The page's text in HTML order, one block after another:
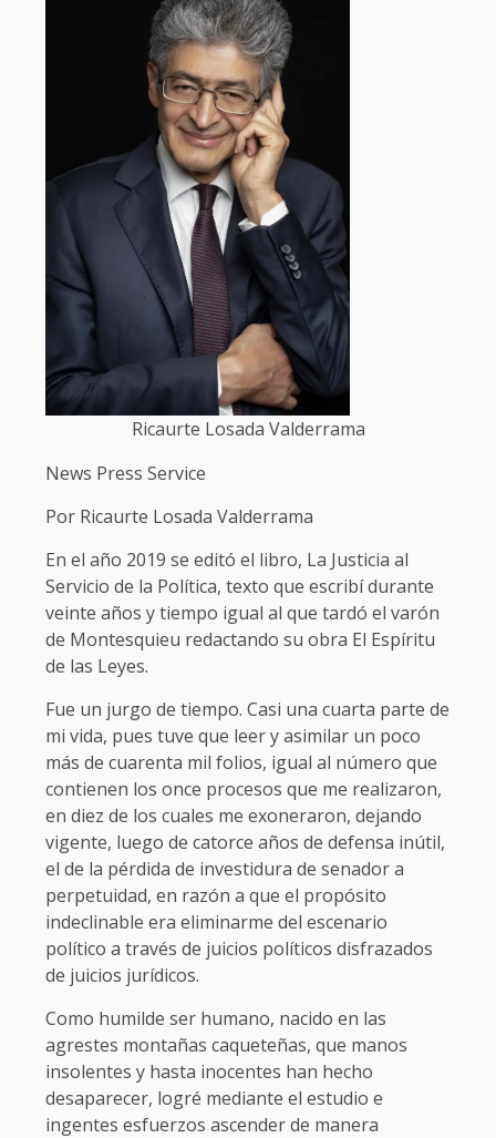
Ricaurte Losada Valderrama
News Press Service
Por Ricaurte Losada Valderrama
En el año 2019 se editó el libro, La Justicia al
Servicio de la Política, texto que escribí durante
veinte años y tiempo igual al que tardó el varón
de Montesquieu redactando su obra El Espíritu
de las Leyes.
Fue un jurgo de tiempo. Casi una cuarta parte de
mi vida, pues tuve que leer y asimilar un poco
más de cuarenta mil folios, igual al número que
contienen los once procesos que me realizaron,
en diez de los cuales me exoneraron, dejando
vigente, luego de catorce años de defensa inútil,
el de la pérdida de investidura de senador a
perpetuidad, en razón a que el propósito
indeclinable era eliminarme del escenario
político a través de juicios políticos disfrazados
de juicios jurídicos.
Como humilde ser humano, nacido en las
agrestes montañas caqueteñas, que manos
insolentes y hasta inocentes han hecho
desaparecer, logré mediante el estudio e
ingentes esfuerzos ascender de manera